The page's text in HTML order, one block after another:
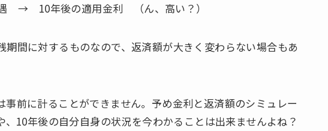
→ 10年後の適用金利 （ん、高い？）
間に対するものなので、返済額が大きく変わらない場合もあ
事前に計ることができません。予め金利と返済額のシミュレー
10年後の自分自身の状況を今わかることは出来ませんよね？